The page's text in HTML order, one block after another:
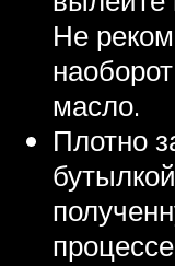
Не
масло.
Плотно